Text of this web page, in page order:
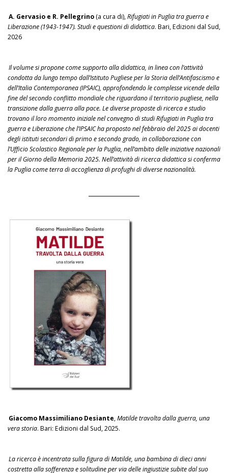
A. Gervasio e R. Pellegrino (a cura di),Rifugiati in Puglia tra guerra e
Liberazione (1943-1947). Studi e questioni di didattica. Bari, Edizioni dal Sud,
2026
Il volume si propone come supporto alla didattica, in linea con l’attività
condotta da lungo tempo dall’Istituto Pugliese per la Storia dell’Antifascismo e
dell’Italia Contemporanea (IPSAIC), approfondendo le complesse vicende della
fine del secondo conflitto mondiale che riguardano il territorio pugliese, nella
transizione dalla guerra alla pace. Le diverse proposte di ricerca e studio
trovano il loro momento iniziale nel convegno di studi Rifugiati in Puglia tra
guerra e Liberazione che l’IPSAIC ha proposto nel febbraio del 2025 ai docenti
degli istituti secondari di primo e secondo grado, in collaborazione con
l’Ufficio Scolastico Regionale per la Puglia, nell’ambito delle iniziative nazionali
per il Giorno della Memoria 2025. Nell’attività di ricerca didattica si conferma
la Puglia come terra di accoglienza di profughi di diverse nazionalità.
Giacomo Massimiliano Desiante,Matilde travolta dalla guerra, una
vera storia. Bari: Edizioni dal Sud, 2025.
La ricerca è incentrata sulla figura di Matilde, una bambina di dieci anni
costretta alla sofferenza e solitudine per via delle ingiustizie subite dal suo